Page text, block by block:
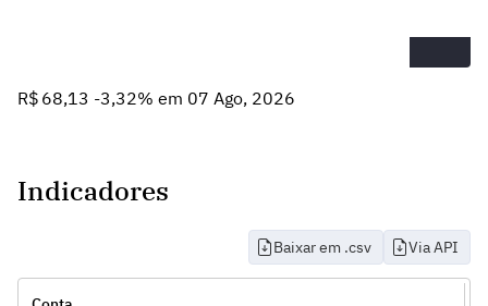
R$ 68,13 -3,32% em 07 Ago, 2026
Indicadores
Baixar em .csv Via API